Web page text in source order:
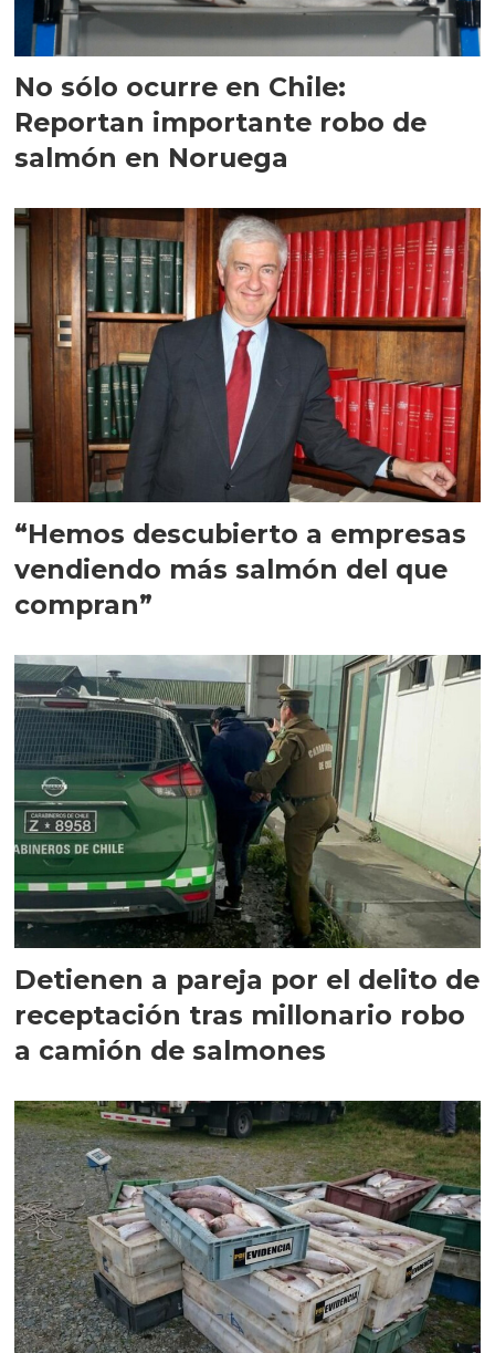
No sólo ocurre en Chile:
Reportan importante robo de
salmón en Noruega
“Hemos descubierto a empresas
vendiendo más salmón del que
compran”
Detienen a pareja por el delito de
receptación tras millonario robo
a camión de salmones